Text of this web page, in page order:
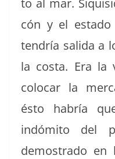
cón y el
ten­dría sal­i­da a
la cos­ta. Era la
colo­car la
ésto habría
indómi­to del
demostra­do